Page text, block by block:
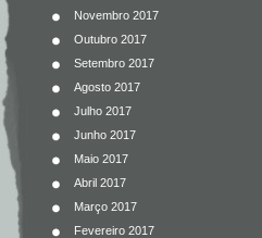
Novembro 2017
Outubro 2017
Setembro 2017
Agosto 2017
Julho 2017
Junho 2017
Maio 2017
Abril 2017
Março 2017
Fevereiro 2017